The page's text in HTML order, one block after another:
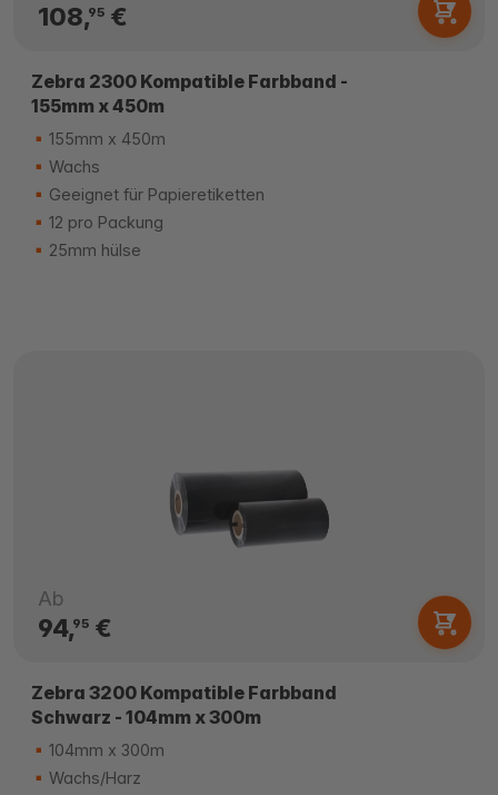
108,95€
Zebra 2300 Kompatible Farbband -
155mm x 450m
155mm x 450m
Wachs
Geeignet für Papieretiketten
12 pro Packung
25mm hülse
Ab
94,95€
Zebra 3200 Kompatible Farbband
Schwarz - 104mm x 300m
104mm x 300m
Wachs/Harz